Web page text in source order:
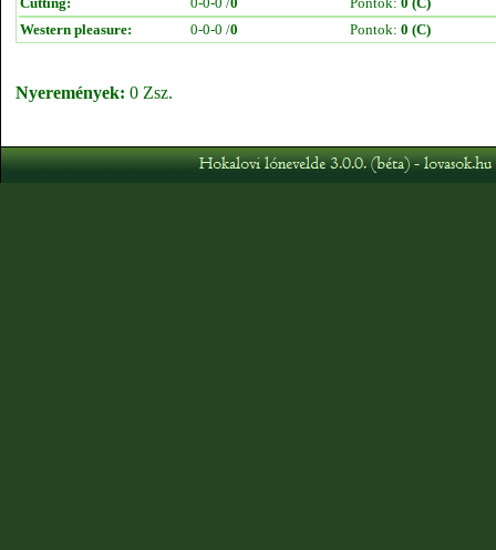
Western pleasure:
0-0-0 /0 Pontok: 0 (C)
Nyeremények: 0 Zsz.